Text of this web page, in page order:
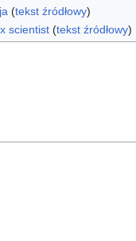
(tekst źródłowy)
scientist(tekst źródłowy)